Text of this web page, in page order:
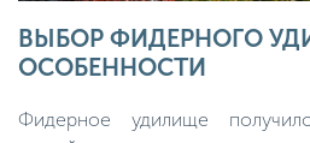
ВЫБОР ФИДЕРНОГО
ОСОБЕННОСТИ
Фидерное удилище